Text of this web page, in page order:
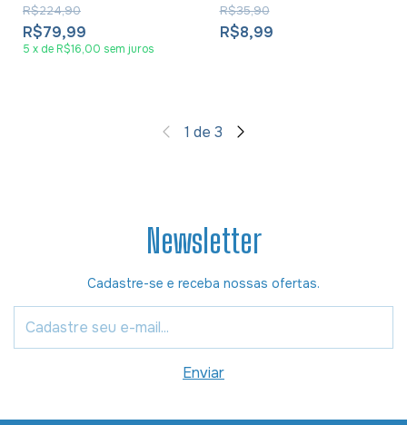
R$79,99
R$224,90
5 x de R$16,00 sem juros
R$8,99
R$35,90
1 de 3
Newsletter
Cadastre-se e receba nossas ofertas.